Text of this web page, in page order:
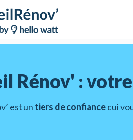
Rénov' :
est un tiers de confiancequi